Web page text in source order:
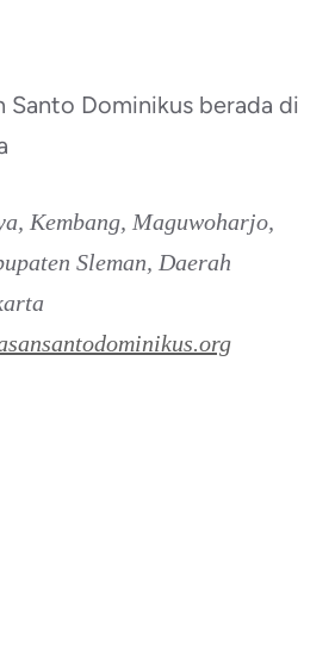
Santo Dominikus berada di
Kembang, Maguwoharjo,
Sleman, Daerah